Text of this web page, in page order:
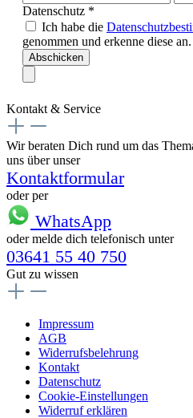
Datenschutz *
Ich habe die
genommen und erkenne diese an.
Abschicken
Kontakt & Service
Wir beraten Dich rund um das
uns über unser
Kontaktformular
oder per
WhatsApp
oder melde dich telefonisch unter
03641 55 40 750
Gut zu wissen
Impressum
AGB
Widerrufsbelehrung
Kontakt
Datenschutz
Cookie-Einstellungen
Widerruf erklären